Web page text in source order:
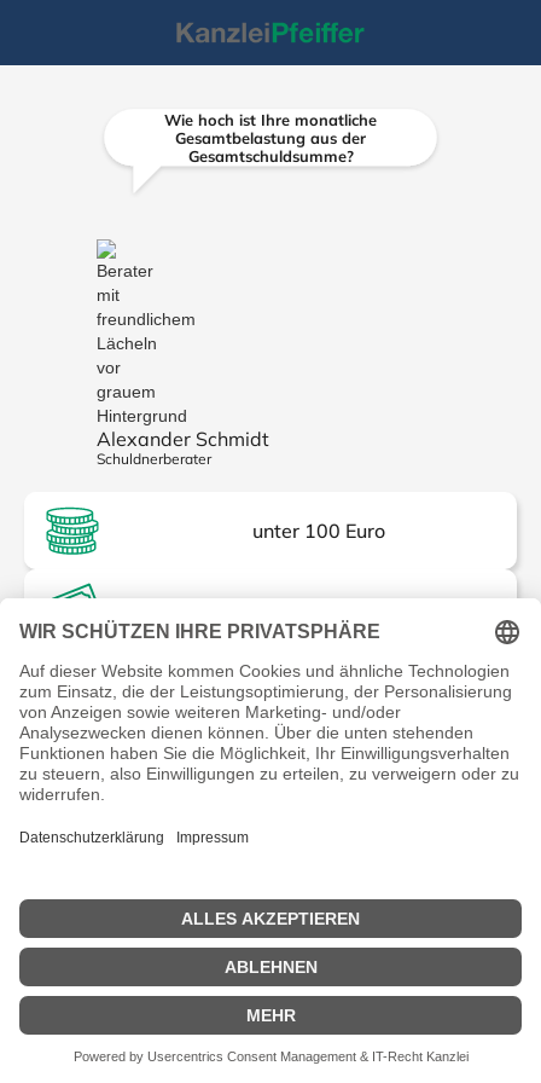
Alexander Schmidt
Schuldnerberater
Wie hoch ist Ihre monatliche
Gesamtbelastung aus der
Gesamtschuldsumme?
unter 100 Euro
zwischen 300-500 Euro
über 500 Euro